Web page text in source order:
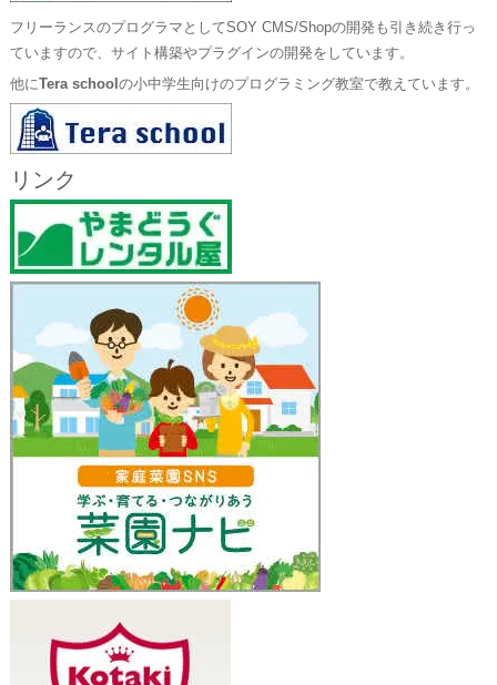
フリーランスのプログラマとしてSOY CMS/Shopの開発も引き続き行っ
ていますので、サイト構築やプラグインの開発をしています。
他にTera school の小中学生向けのプログラミング教室で教えています。
リンク